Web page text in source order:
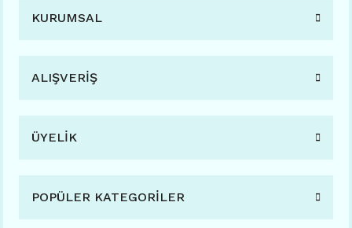
KURUMSAL
ALIŞVERİŞ
ÜYELİK
POPÜLER KATEGORİLER